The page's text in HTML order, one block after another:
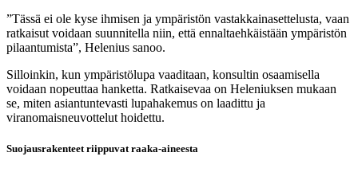
”Tässä ei ole kyse ihmisen ja ympäristön vastakkainasettelusta, vaan
ratkaisut voidaan suunnitella niin, että ennaltaehkäistään ympäristön
pilaantumista”, Helenius sanoo.
Silloinkin, kun ympäristölupa vaaditaan, konsultin osaamisella
voidaan nopeuttaa hanketta. Ratkaisevaa on Heleniuksen mukaan
se, miten asiantuntevasti lupahakemus on laadittu ja
viranomaisneuvottelut hoidettu.
Suojausrakenteet riippuvat raaka-aineesta